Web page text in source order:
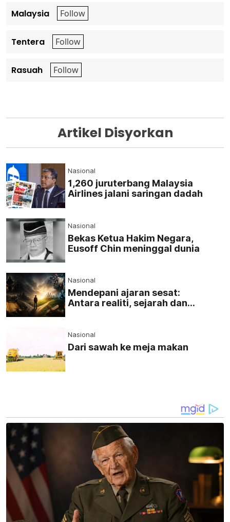
Malaysia
Tentera
Rasuah
Artikel Disyorkan
Nasional
1,260 juruterbang Malaysia
Airlines jalani saringan dadah
Nasional
Bekas Ketua Hakim Negara,
Eusoff Chin meninggal dunia
Nasional
Mendepani ajaran sesat:
Antara realiti, sejarah dan
Nasional
Dari sawah ke meja makan